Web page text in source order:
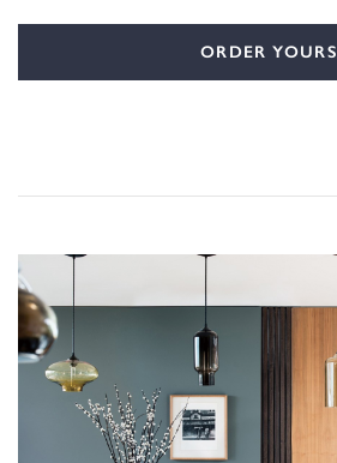
ORDER YOURS